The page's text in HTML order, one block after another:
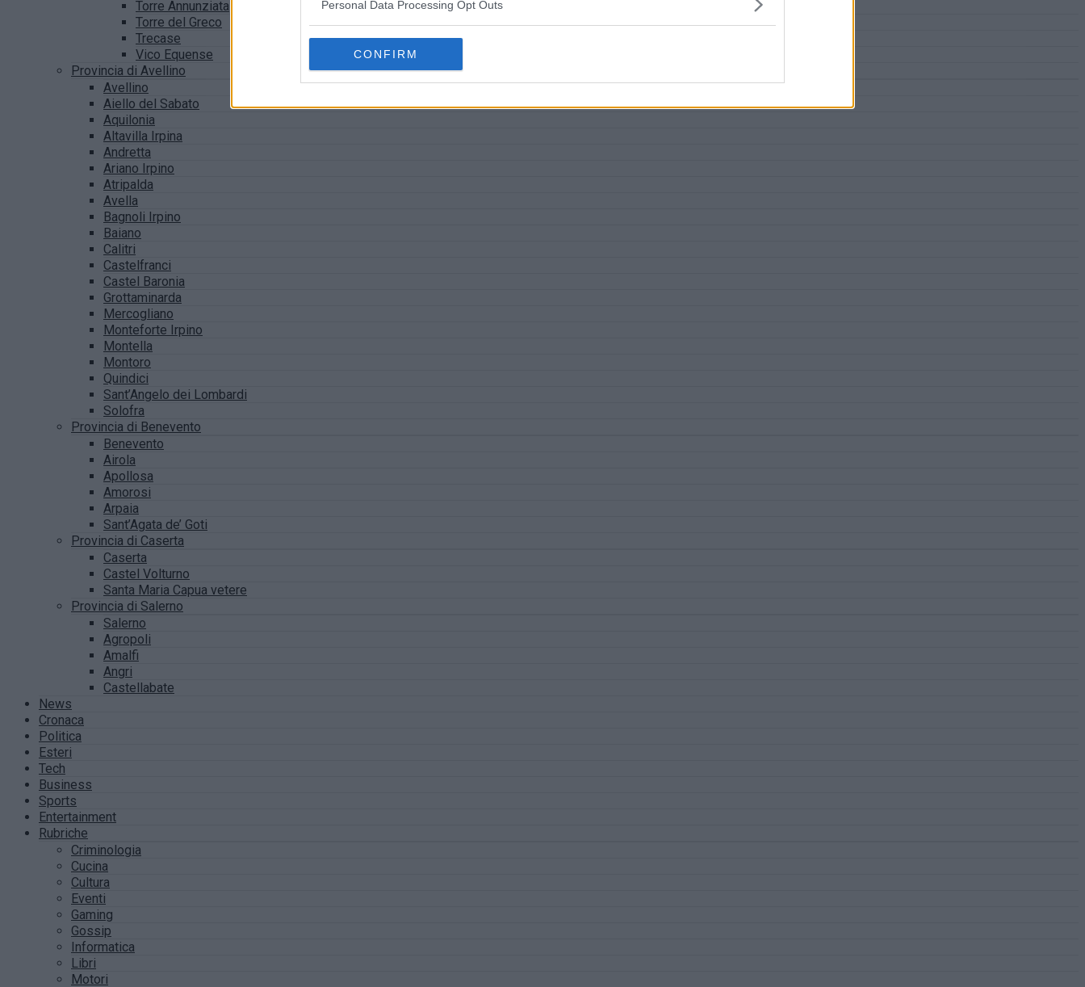
Personal Data Processing Opt Outs
CONFIRM
Torre Annunziata
Torre del Greco
Trecase
Vico Equense
Provincia di Avellino
Avellino
Aiello del Sabato
Aquilonia
Altavilla Irpina
Andretta
Ariano Irpino
Atripalda
Avella
Bagnoli Irpino
Baiano
Calitri
Castelfranci
Castel Baronia
Grottaminarda
Mercogliano
Monteforte Irpino
Montella
Montoro
Quindici
Sant’Angelo dei Lombardi
Solofra
Provincia di Benevento
Benevento
Airola
Apollosa
Amorosi
Arpaia
Sant’Agata de’ Goti
Provincia di Caserta
Caserta
Castel Volturno
Santa Maria Capua vetere
Provincia di Salerno
Salerno
Agropoli
Amalfi
Angri
Castellabate
News
Cronaca
Politica
Esteri
Tech
Business
Sports
Entertainment
Rubriche
Criminologia
Cucina
Cultura
Eventi
Gaming
Gossip
Informatica
Libri
Motori